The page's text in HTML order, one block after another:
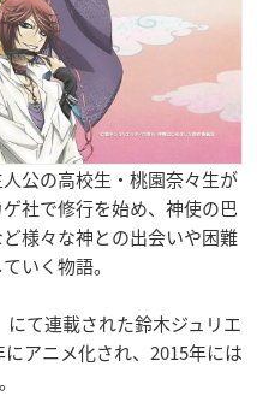
公の高校生・桃園奈々生が
社で修行を始め、神使の巴
様々な神との出会いや困難
いく物語。
て連載された鈴木ジュリエ
アニメ化され、2015年には